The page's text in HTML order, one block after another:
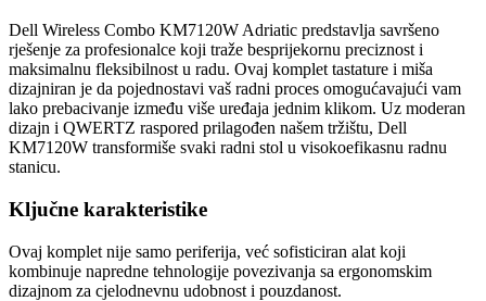
Dell Wireless Combo KM7120W Adriatic predstavlja savršeno
rješenje za profesionalce koji traže besprijekornu preciznost i
maksimalnu fleksibilnost u radu. Ovaj komplet tastature i miša
dizajniran je da pojednostavi vaš radni proces omogućavajući vam
lako prebacivanje između više uređaja jednim klikom. Uz moderan
dizajn i QWERTZ raspored prilagođen našem tržištu, Dell
KM7120W transformiše svaki radni stol u visokoefikasnu radnu
stanicu.
Ključne karakteristike
Ovaj komplet nije samo periferija, već sofisticiran alat koji
kombinuje napredne tehnologije povezivanja sa ergonomskim
dizajnom za cjelodnevnu udobnost i pouzdanost.